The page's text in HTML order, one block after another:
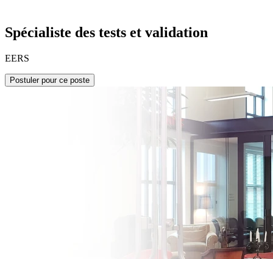
Spécialiste des tests et validation
EERS
Postuler pour ce poste